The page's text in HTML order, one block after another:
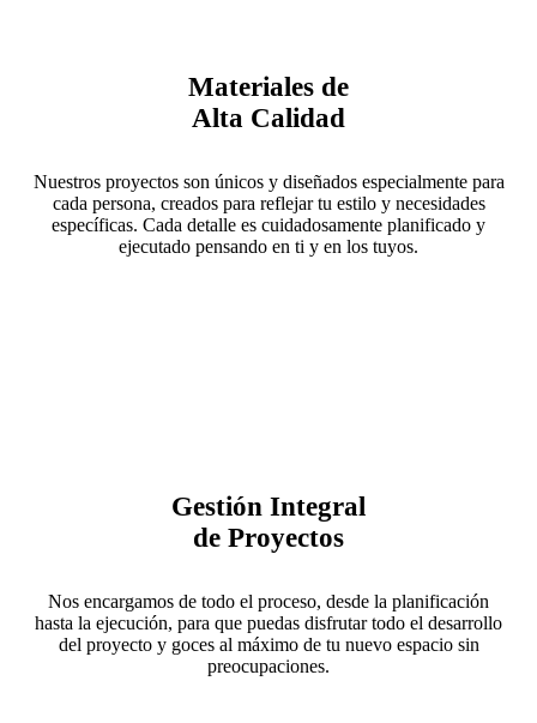
Materiales de
Alta Calidad
Nuestros proyectos son únicos y diseñados especialmente para
cada persona, creados para reflejar tu estilo y necesidades
específicas. Cada detalle es cuidadosamente planificado y
ejecutado pensando en ti y en los tuyos.
Gestión Integral
de Proyectos
Nos encargamos de todo el proceso, desde la planificación
hasta la ejecución, para que puedas disfrutar todo el desarrollo
del proyecto y goces al máximo de tu nuevo espacio sin
preocupaciones.